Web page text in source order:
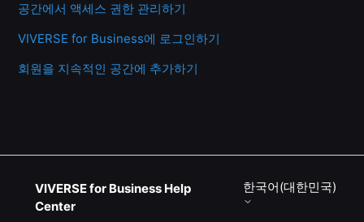
공간에서 액세스 권한 관리하기
VIVERSE for Business에 로그인하기
회원을 지속적인 공간에 추가하기
VIVERSE for Business Help
Center
한국어(대한민국)